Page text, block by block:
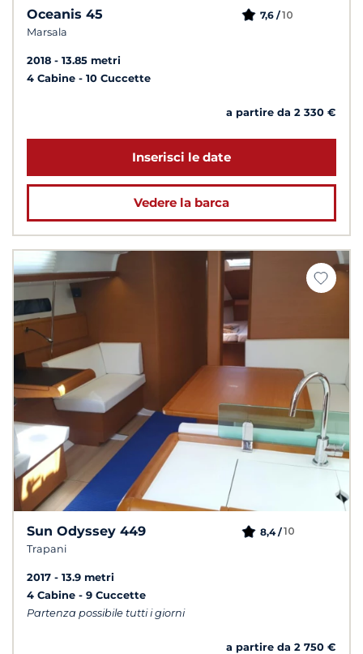
Oceanis 45
Marsala
7,6 /10
2018
13.85 metri
4 Cabine
10 Cuccette
a partire da 2 330 €
Inserisci le date
Vedere la barca
Sun Odyssey 449
Trapani
8,4 /10
2017
13.9 metri
4 Cabine
9 Cuccette
Partenza possibile tutti i giorni
a partire da 2 750 €